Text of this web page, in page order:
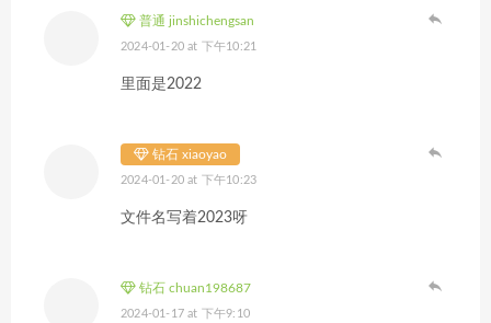
普通 jinshichengsan
2024-01-20 at 下午10:21
里面是2022
钻石 xiaoyao
2024-01-20 at 下午10:23
文件名写着2023呀
钻石 chuan198687
2024-01-17 at 下午9:10